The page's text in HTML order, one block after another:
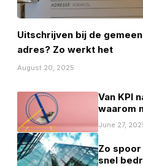
Uitschrijven bij de
adres? Zo werkt het
August 20, 2025
Van KPI
waarom
spelletje
June 27,
Zo
snel